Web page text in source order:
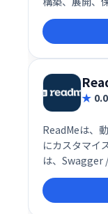
やブログを
されており、
す。 無料で
0.0
ReadMeは、
にカスタマイ
は、Swagger
APIをドキュ
た、ナレッジ
ます。また